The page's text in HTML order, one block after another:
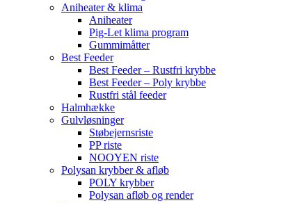
Aniheater & klima
Aniheater
Pig-Let klima program
Gummimåtter
Best Feeder
Best Feeder – Rustfri krybbe
Best Feeder – Poly krybbe
Rustfri stål feeder
Halmhække
Gulvløsninger
Støbejernsriste
PP riste
NOOYEN riste
Polysan krybber & afløb
POLY krybber
Polysan afløb og render